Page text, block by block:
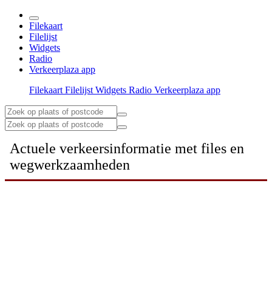
Filekaart
Filelijst
Widgets
Radio
Verkeerplaza app
Filekaart Filelijst Widgets Radio Verkeerplaza app
Actuele verkeersinformatie met files en
wegwerkzaamheden